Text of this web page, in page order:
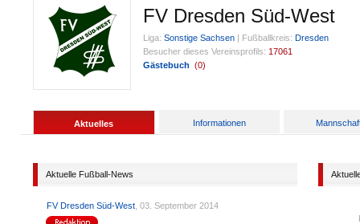
FV Dresden Süd-West
Liga: Sonstige Sachsen | Fußballkreis: Dresden
Besucher dieses Vereinsprofils: 17061
Gästebuch (0)
Aktuelles Informationen
Aktuelle Fußball-News
FV Dresden Süd-West , 03. September 2014